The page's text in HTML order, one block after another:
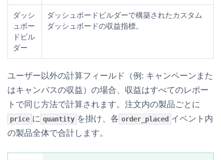
ダッシ
ュボー
ドビル
ダー
ダッシュボードビルダーで構築されたカスタム
ダッシュボードの収益指標。
ユーザー以外の計算フィールド（例: キャンペーンまた
はキャンバスの収益）の場合、収益はすべてのレポー
トで同じ方法で計算されます。注文内の製品ごとに
price に quantity を掛け、各 order_placed イベント内
の製品全体で合計します。